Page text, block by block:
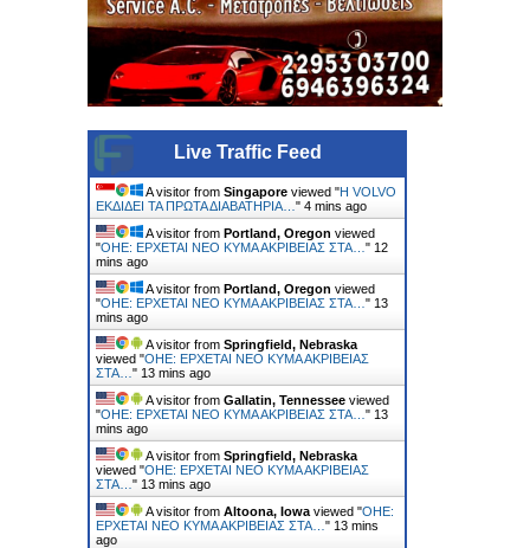
Live Traffic Feed
A visitor from Singapore viewed "Η VOLVO
ΕΚΔΙΔΕΙ ΤΑ ΠΡΩΤΑ ΔΙΑΒΑΤΗΡΙΑ… " 4 mins ago
A visitor from Portland, Oregon viewed
"ΟΗΕ: ΕΡΧΕΤΑΙ ΝΕΟ ΚΥΜΑ ΑΚΡΙΒΕΙΑΣ ΣΤΑ… " 12
mins ago
A visitor from Portland, Oregon viewed
"ΟΗΕ: ΕΡΧΕΤΑΙ ΝΕΟ ΚΥΜΑ ΑΚΡΙΒΕΙΑΣ ΣΤΑ… " 13
mins ago
A visitor from Springfield, Nebraska
viewed "ΟΗΕ: ΕΡΧΕΤΑΙ ΝΕΟ ΚΥΜΑ ΑΚΡΙΒΕΙΑΣ
ΣΤΑ… " 13 mins ago
A visitor from Gallatin, Tennessee viewed
"ΟΗΕ: ΕΡΧΕΤΑΙ ΝΕΟ ΚΥΜΑ ΑΚΡΙΒΕΙΑΣ ΣΤΑ… " 13
mins ago
A visitor from Springfield, Nebraska
viewed "ΟΗΕ: ΕΡΧΕΤΑΙ ΝΕΟ ΚΥΜΑ ΑΚΡΙΒΕΙΑΣ
ΣΤΑ… " 13 mins ago
A visitor from Altoona, Iowa viewed "ΟΗΕ:
ΕΡΧΕΤΑΙ ΝΕΟ ΚΥΜΑ ΑΚΡΙΒΕΙΑΣ ΣΤΑ… " 13 mins
ago